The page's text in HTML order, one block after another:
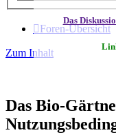
Das
Foren-Übersicht
Zum Inhalt
Das Bio-